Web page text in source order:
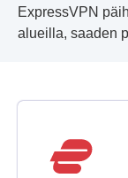
ExpressVPN
alueilla, saaden